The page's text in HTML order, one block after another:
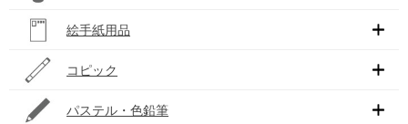
絵手紙用品
コピック
パステル・色鉛筆